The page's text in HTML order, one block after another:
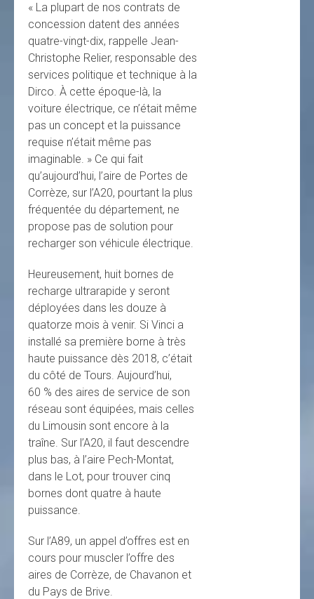
« La plupart de nos contrats de
concession datent des années
quatre-vingt-dix, rappelle Jean-
Christophe Relier, responsable des
services politique et technique à la
Dirco. À cette époque-là, la
voiture électrique, ce n’était même
pas un concept et la puissance
requise n’était même pas
imaginable. » Ce qui fait
qu’aujourd’hui, l’aire de Portes de
Corrèze, sur l’A20, pourtant la plus
fréquentée du département, ne
propose pas de solution pour
recharger son véhicule électrique.
Heureusement, huit bornes de
recharge ultrarapide y seront
déployées dans les douze à
quatorze mois à venir. Si Vinci a
installé sa première borne à très
haute puissance dès 2018, c’était
du côté de Tours. Aujourd’hui,
60 % des aires de service de son
réseau sont équipées, mais celles
du Limousin sont encore à la
traîne. Sur l’A20, il faut descendre
plus bas, à l’aire Pech-Montat,
dans le Lot, pour trouver cinq
bornes dont quatre à haute
puissance.
Sur l’A89, un appel d’offres est en
cours pour muscler l’offre des
aires de Corrèze, de Chavanon et
du Pays de Brive.